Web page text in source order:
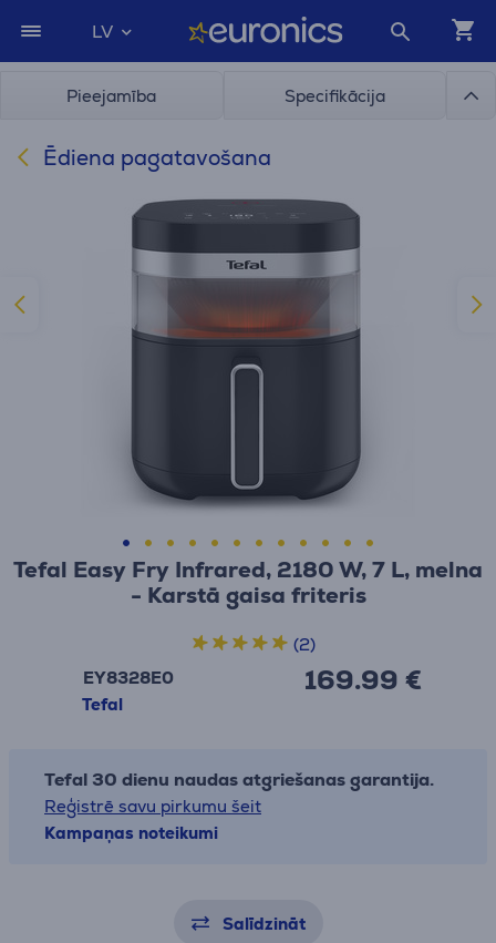
LV
Pieejamība Specifikācija
Ēdiena pagatavošana
Tefal Easy Fry Infrared, 2180 W, 7 L, melna
- Karstā gaisa friteris
EY8328E0
Tefal
169.99 €
(2)
Tefal 30 dienu naudas atgriešanas garantija.
Reģistrē savu pirkumu šeit
Kampaņas noteikumi
Salīdzināt